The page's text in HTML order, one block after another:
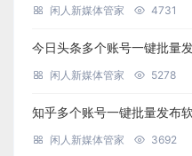
闲人新媒体管家 4731
今日头条多个账号一键批量
闲人新媒体管家 5278
知乎多个账号一键批量发布
闲人新媒体管家 3692